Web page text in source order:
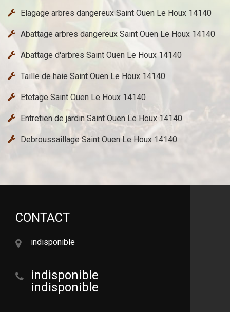
Elagage arbres dangereux Saint Ouen Le Houx 14140
Abattage arbres dangereux Saint Ouen Le Houx 14140
Abattage d'arbres Saint Ouen Le Houx 14140
Taille de haie Saint Ouen Le Houx 14140
Etetage Saint Ouen Le Houx 14140
Entretien de jardin Saint Ouen Le Houx 14140
Debroussaillage Saint Ouen Le Houx 14140
CONTACT
indisponible
indisponible
indisponible